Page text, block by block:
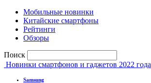
Мобильные новинки
Китайские смартфоны
Рейтинги
Обзоры
Поиск
Новинки смартфонов и гаджетов 2022 года
Samsung